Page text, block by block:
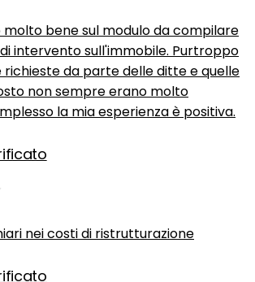
bene sul modulo da compilare
intervento sull'immobile. Purtroppo
richieste da parte delle ditte e quelle
non sempre erano molto
la mia esperienza è positiva.
nei costi di ristrutturazione